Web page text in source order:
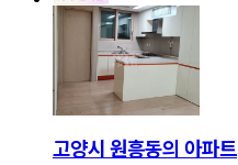
고양시 원흥동의 아파트